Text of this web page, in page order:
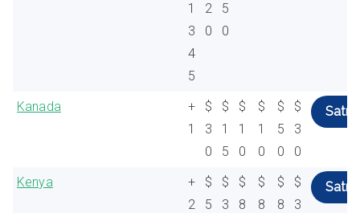
1
3
4
5
2
0
5
0
Kanada
+
1
$
3
0
$
1
5
$
1
0
$
1
0
$
5
0
$
3
0
Satın
Kenya
+
2
$
5
$
3
$
8
$
8
$
8
$
3
Satın